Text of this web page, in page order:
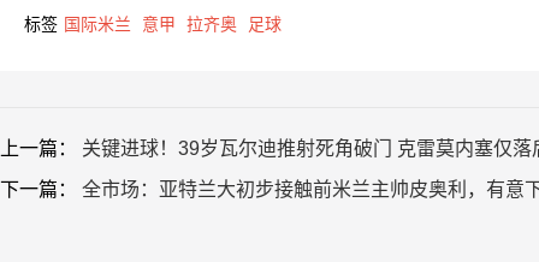
标签 国际米兰 意甲 拉齐奥 足球
上一篇： 关键进球！39岁瓦尔迪推射死角破门 克雷莫内塞仅落
下一篇： 全市场：亚特兰大初步接触前米兰主帅皮奥利，有意